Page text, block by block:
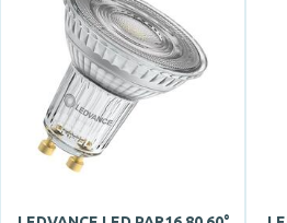
na rostliny
Zobrazit více
Teplota barvy